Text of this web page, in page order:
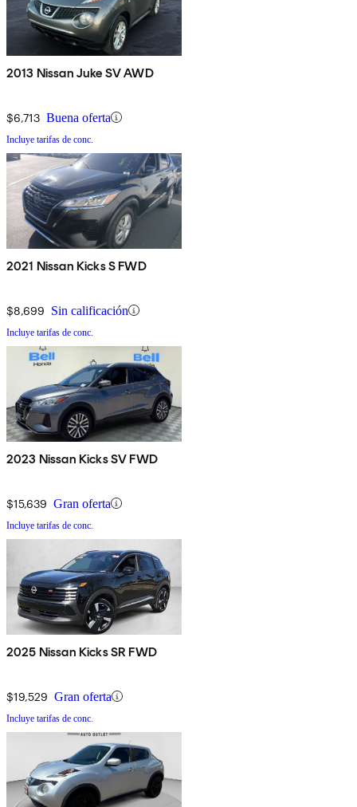
2013 Nissan Juke SV AWD
$6,713 Buena oferta
Incluye tarifas de conc.
2021 Nissan Kicks S FWD
$8,699 Sin calificación
Incluye tarifas de conc.
2023 Nissan Kicks SV FWD
$15,639 Gran oferta
Incluye tarifas de conc.
2025 Nissan Kicks SR FWD
$19,529 Gran oferta
Incluye tarifas de conc.